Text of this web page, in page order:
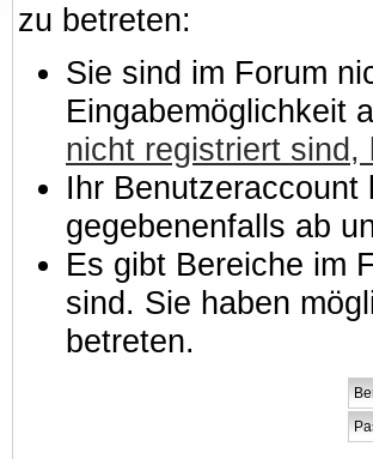
zu betreten:
Sie sind im Forum
Eingabemöglichkeit
nicht registriert
Ihr
gegebenenfalls ab
Es gibt Bereiche im
sind. Sie haben
betreten.